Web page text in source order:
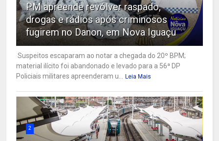
PM apreende revólver raspado,
drogas e rádios após criminosos
fugirem no Danon, em Nova Iguaçu
Suspeitos escaparam ao notar a chegada do 20º BPM;
material ilícito foi abandonado e levado para a 56ª DP
Policiais militares apreenderam u...
Leia Mais
2